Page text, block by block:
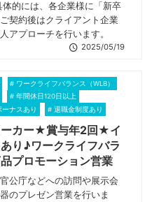
的には、各企業様に「新卒
契約後はクライアント企業
アプローチを行います。
2025/05/19
ワークライフバランス（WLB）
年間休日120日以上
ナスあり 退職金制度あり
ーカー★賞与年2回★イ
り♪ワークライフバラ
プロモーション営業
公庁などへの訪問や展示会
のプレゼン営業を行いま